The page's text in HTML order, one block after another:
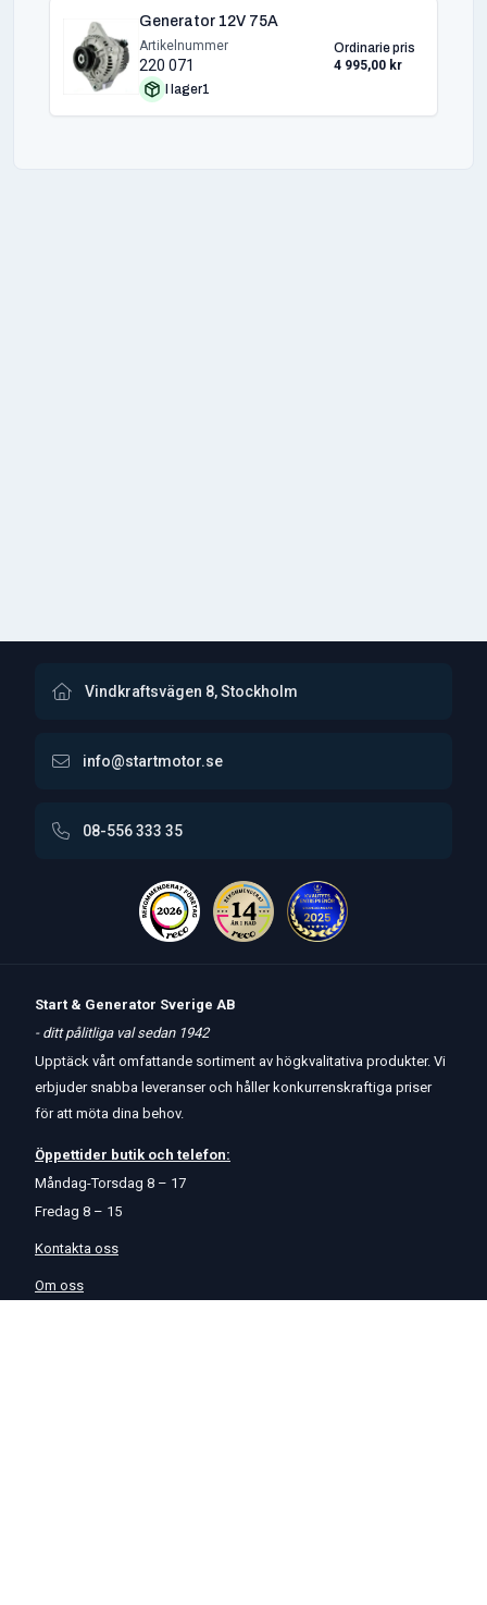
Generator 12V 75A
Artikelnummer
220 071
I lager1
Ordinarie pris
4 995,00 kr
Vindkraftsvägen 8, Stockholm
info@startmotor.se
08-556 333 35
Start & Generator Sverige AB
- ditt pålitliga val sedan 1942
Upptäck vårt omfattande sortiment av högkvalitativa produkter. Vi
erbjuder snabba leveranser och håller konkurrenskraftiga priser
för att möta dina behov.
Öppettider butik och telefon:
Måndag-Torsdag 8 – 17
Fredag 8 – 15
Kontakta oss
Om oss